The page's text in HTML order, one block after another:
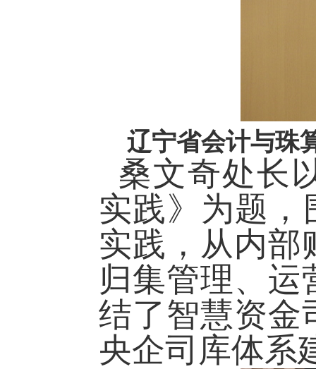
辽宁省会计与珠
桑文奇处长
实践》为题，
实践，从内部
归集管理、
结了智慧资金
央企司库体系